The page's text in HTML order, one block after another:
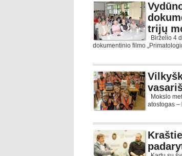
trijų
Birželio 4
dokumentinio filmo
Mokslo
atostogas –